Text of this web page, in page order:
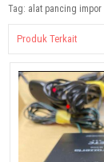
Tag: alat pancing impor
Produk Terkait